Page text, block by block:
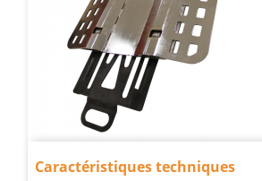
Caractéristiques techniques